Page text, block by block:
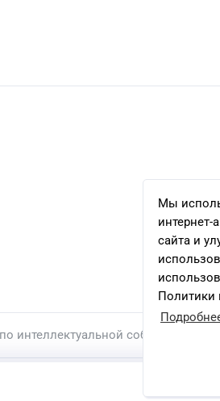
Мы
интернет-
сайта и
Политики
собственности.